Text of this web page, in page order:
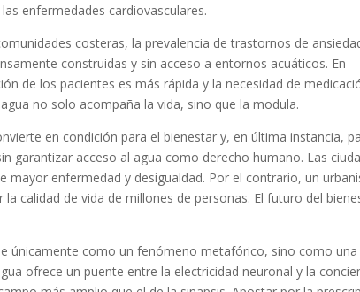
enfermedades cardiovasculares.
costeras, la prevalencia de trastornos de
construidas y sin acceso a entornos acuáticos. En
de los pacientes es más rápida y la necesidad de
no solo acompaña la vida, sino que la modula.
en condición para el bienestar y, en última instancia,
garantizar acceso al agua como derecho humano. Las
enfermedad y desigualdad. Por el contrario, un
calidad de vida de millones de personas. El futuro del
únicamente como un fenómeno metafórico, sino como una
ofrece un puente entre la electricidad neuronal y la